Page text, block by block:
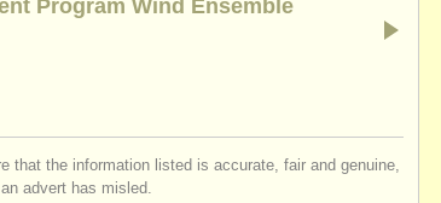
Program Wind Ensemble
that the information listed is accurate, fair and genuine,
advert has misled.